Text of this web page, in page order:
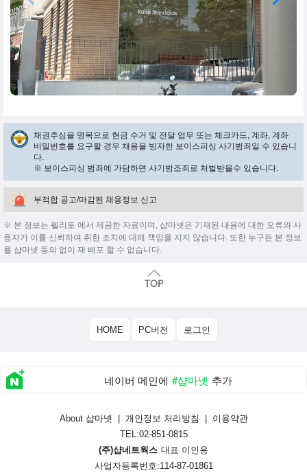
채권추심을 명목으로 현금 수거 및 전달 업무 또는 체크카드, 계좌, 계좌
비밀번호를 요구할 경우 채용을 빙자한 보이스피싱 사기범죄일 수 있습니
다.
※ 보이스피싱 범죄에 가담하면 사기방조죄로 처벌받을수 있습니다.
부적합 공고/마감된 채용정보 신고
※ 본 정보는 펠리토 에서 제공한 자료이며, 샵마넷은 기재된 내용에 대한 오류와 사
용자가 이를 신뢰하여 취한 조치에 대해 책임을 지지 않습니다. 또한 누구든 본 정보
를 샵마넷 동의 없이 재 배포 할 수 없습니다.
HOME PC버전 로그인
네이버 메인에 #샵마넷 추가
About 샵마넷 개인정보 처리방침
이용약관
TEL:02-851-0815
(주)샵네트웍스 대표 이인용
사업자등록번호:114-87-01861